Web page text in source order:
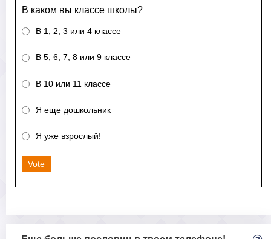
В каком вы классе школы?
В 1, 2, 3 или 4 классе
В 5, 6, 7, 8 или 9 классе
В 10 или 11 классе
Я еще дошкольник
Я уже взрослый!
Vote